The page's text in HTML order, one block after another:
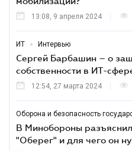
13:08, 9 апреля 2024
ИТ • Интервью
Сергей Барбашин – о
собственности в ИТ-
12:54, 27 марта 2024
Оборона и безопасность
В Минобороны
"Оберег" и для чего он